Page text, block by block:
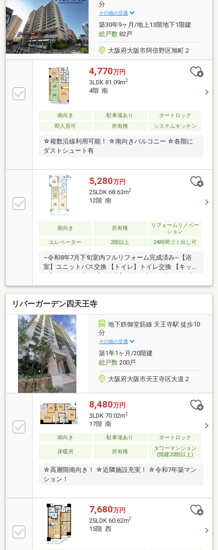
分
その他の交通
築30年9ヶ月/地上13階地下1階建
総戸数82戸
大阪府大阪市阿倍野区旭町２
4,770万円
3LDK 81.09m2
4階 南
南向き 駐車場あり
オートロック
即入居可
所有権 システムキッチン
☆複数沿線利用可能！ ☆南向きバルコニー ☆各階に
ダストシュート有
5,280万円
2SLDK 68.63m2
12階 南
南向き 所有権
リフォームリノベー
ション
エレベーター
2階以上 24時間ゴミ出し可
~令和8年7月下旬室内フルリフォーム完成済み~【浴
室】ユニットバス交換 【トイレ】トイレ交換 【キッチ
換 【全室】クロス張替え、フローリング・ クッショ
ンフロア張替え、巾木張替え、ハウスクリーニング等
~おすすめポイント~●3路線使用可能 ●敷地内駐車場空
きあり(月額20000円で使用可能)●オートロック・宅配
ボックス付き ●各階にダストシュート有
リバーガーデン四天王寺
地下鉄御堂筋線 天王寺駅 徒歩10
分
その他の交通
築1年1ヶ月/20階建
総戸数200戸
大阪府大阪市天王寺区大道２
8,480万円
3LDK 70.02m2
17階 南
南向き 駐車場あり オートロック
床暖房 所有権
タワーマンション
(階建20階以上)
☆高層階南向き！ ☆近隣施設充実！ ☆令和7年築マン
ション！
7,680万円
2SLDK 60.62m2
15階 西